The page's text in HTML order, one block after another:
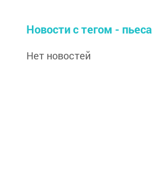
Новости с тегом - пьеса
Нет новостей